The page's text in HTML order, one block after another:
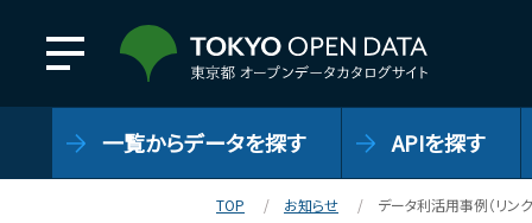
一覧からデータを探す APIを探す
TOP お知らせ データ利活用事例（リン